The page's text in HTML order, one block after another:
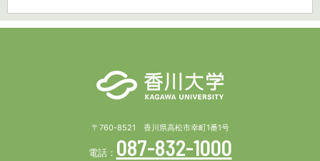
〒760-8521 香川県高松市幸町1番1号
電話： 087-832-1000